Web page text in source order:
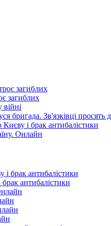
загиблих
бригада. Зв'язківці просять
і брак антибалістики
Онлайн
антибалістики